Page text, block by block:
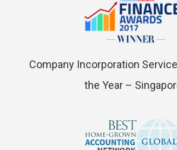
Company Incorporation
the Year –